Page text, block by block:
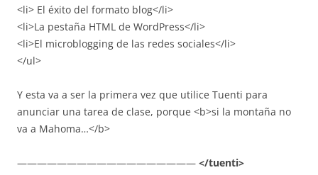
<li> El éxito del formato blog</li>
<li>La pestaña HTML de WordPress</li>
<li>El microblogging de las redes sociales</li>
</ul>
Y esta va a ser la primera vez que utilice Tuenti para
anunciar una tarea de clase, porque <b>si la montaña no
va a Mahoma…</b>
—————————————————— </tuenti>